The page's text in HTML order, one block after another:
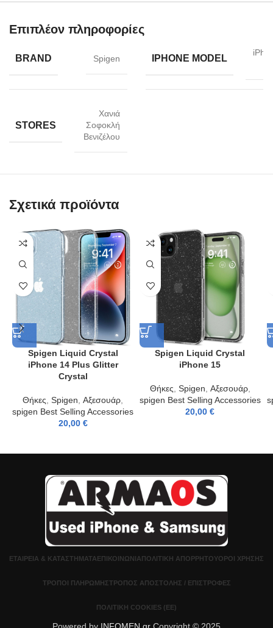
Επιπλέον πληροφορίες
BRAND Spigen IPHONE MODEL
STORES
Χανιά
Σοφοκλή
Βενιζέλου
Σχετικά προϊόντα
Spigen Liquid Crystal
iPhone 14 Plus Glitter
Crystal
Θήκες, Spigen, Αξεσουάρ,
spigen Best Selling Accessories
20,00 €
Spigen Liquid Crystal
iPhone 15
Θήκες, Spigen, Αξεσουάρ,
spigen Best Selling Accessories
20,00€
ΕΤΑΙΡΕΊΑ & ΚΑΤΑΣΤΉΜΑΤΑΕΠΙΚΟΙΝΩΝΊΑΠΟΛΙΤΙΚΉ ΑΠΟΡΡΉΤΟΥΌΡΟΙ ΧΡΉΣΗΣ
ΤΡΌΠΟΙ ΠΛΗΡΩΜΉΣΤΡΌΠΟΣ ΑΠΟΣΤΟΛΉΣ / ΕΠΙΣΤΡΟΦΈΣ
ΠΟΛΙΤΙΚΉ COOKIES (ΕΕ)